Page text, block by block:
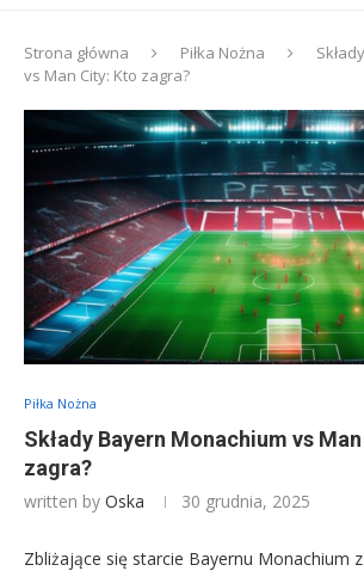
Strona główna Piłka Nożna
vs Man City: Kto zagra?
Piłka Nożna
Składy Bayern Monachium vs
zagra?
written by Oska 30 grudnia, 2025
Zbliżające się starcie Bayernu Monachium